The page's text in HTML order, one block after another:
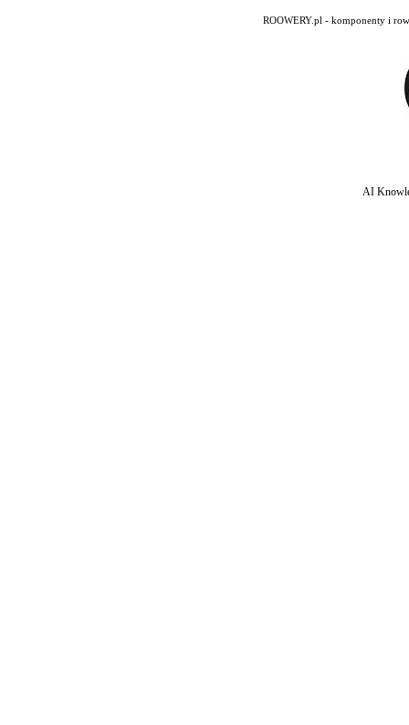
ROOWERY.pl - komponenty i
AI